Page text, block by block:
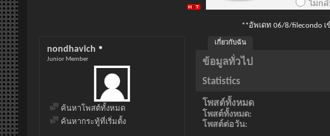
**อัพเดท 06/8/filecondo
nondhavich
Junior Member
ค้นหาโพสต์ทั้งหมด
ค้นหากระทู้ที่เริ่มตั้ง
เกี่ยวกับฉัน
ข้อมูลทั่วไป
Statistics
โพสต์ทั้งหมด
โพสต์ทั้งหมด
โพสต์ต่อวัน